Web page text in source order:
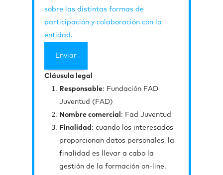
sobre las distintas formas de
participación y colaboración con la
entidad.
Cláusula legal
Responsable: Fundación FAD
Juventud (FAD)
Nombre comercial : Fad Juventud
Finalidad : cuando los interesados
proporcionan datos personales, la
finalidad es llevar a cabo la
gestión de la formación on-line.